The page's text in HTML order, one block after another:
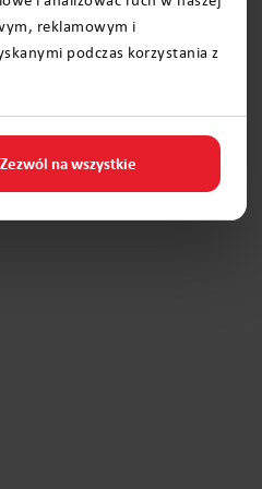
reklamowym i
podczas korzystania z
Zezwól na wszystkie